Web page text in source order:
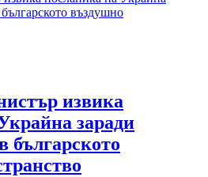
извика
заради
българското